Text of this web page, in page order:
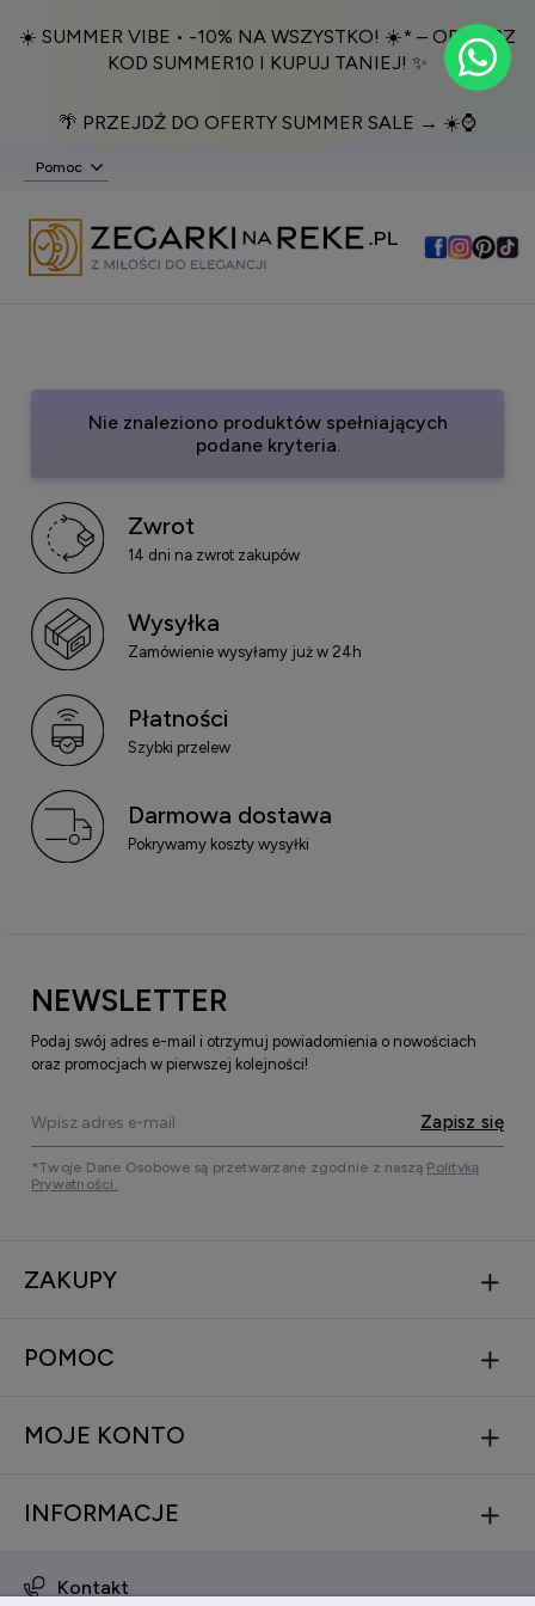
☀️ SUMMER VIBE • -10% NA WSZYSTKO! ☀️* – ODBIERZ
KOD SUMMER10 I KUPUJ TANIEJ! ✨
🌴 PRZEJDŹ DO OFERTY SUMMER SALE → ☀️⌚️
Pomoc
Nie znaleziono produktów spełniających
podane kryteria.
Zwrot
14 dni na zwrot zakupów
Wysyłka
Zamówienie wysyłamy już w 24h
Płatności
Szybki przelew
Darmowa dostawa
Pokrywamy koszty wysyłki
NEWSLETTER
Podaj swój adres e-mail i otrzymuj powiadomienia o nowościach
oraz promocjach w pierwszej kolejności!
Zapisz się
*Twoje Dane Osobowe są przetwarzane zgodnie z naszą Polityką
Prywatności.
ZAKUPY
POMOC
MOJE KONTO
INFORMACJE
Kontakt